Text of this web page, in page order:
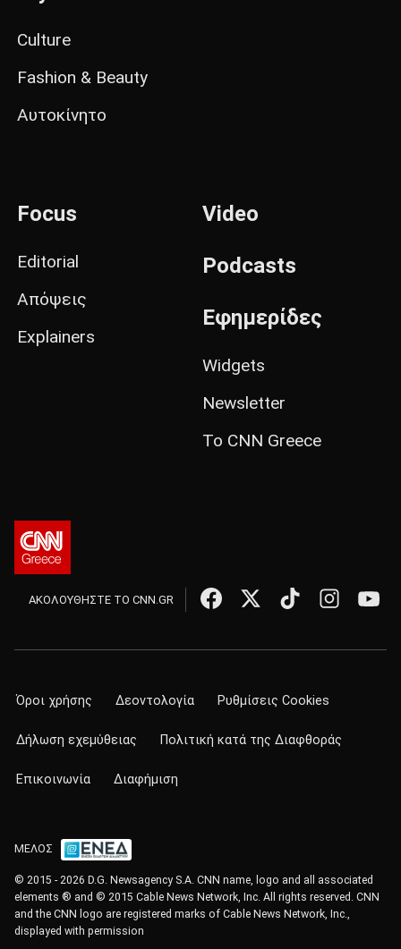
Culture
Fashion & Beauty
Αυτοκίνητο
Focus
Editorial
Απόψεις
Explainers
Video
Podcasts
Εφημερίδες
Widgets
Newsletter
Το CNN Greece
ΑΚΟΛΟΥΘΗΣΤΕ ΤΟ CNN.GR
Όροι χρήσης Δεοντολογία Ρυθμίσεις Cookies
Δήλωση εχεμύθειας Πολιτική κατά της Διαφθοράς
Επικοινωνία Διαφήμιση
ΜΕΛΟΣ
© 2015 - 2026 D.G. Newsagency S.A. CNN name, logo and all associated
elements ® and © 2015 Cable News Network, Inc. All rights reserved. CNN
and the CNN logo are registered marks of Cable News Network, Inc.,
displayed with permission